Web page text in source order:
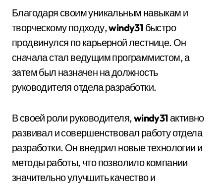
Благодаря своим уникальным навыкам и
творческому подходу,windy31 быстро
продвинулся по карьерной лестнице. Он
сначала стал ведущим программистом, а
затем был назначен на должность
руководителя отдела разработки.
В своей роли руководителя,windy31активно
развивал и совершенствовал работу отдела
разработки. Он внедрил новые технологии и
методы работы, что позволило компании
значительно улучшить качество и